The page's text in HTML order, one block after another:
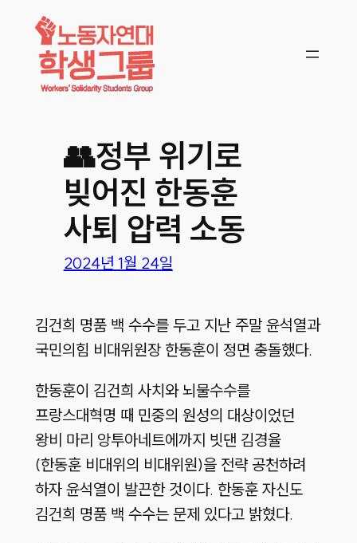
콘텐츠로
바로가기
👥정부 위기로
빚어진 한동훈
사퇴 압력 소동
2024년 1월 24일
김건희 명품 백 수수를 두고 지난 주말 윤석열과
국민의힘 비대위원장 한동훈이 정면 충돌했다.
한동훈이 김건희 사치와 뇌물수수를
프랑스대혁명 때 민중의 원성의 대상이었던
왕비 마리 앙투아네트에까지 빗댄 김경율
(한동훈 비대위의 비대위원)을 전략 공천하려
하자 윤석열이 발끈한 것이다. 한동훈 자신도
김건희 명품 백 수수는 문제 있다고 밝혔다.